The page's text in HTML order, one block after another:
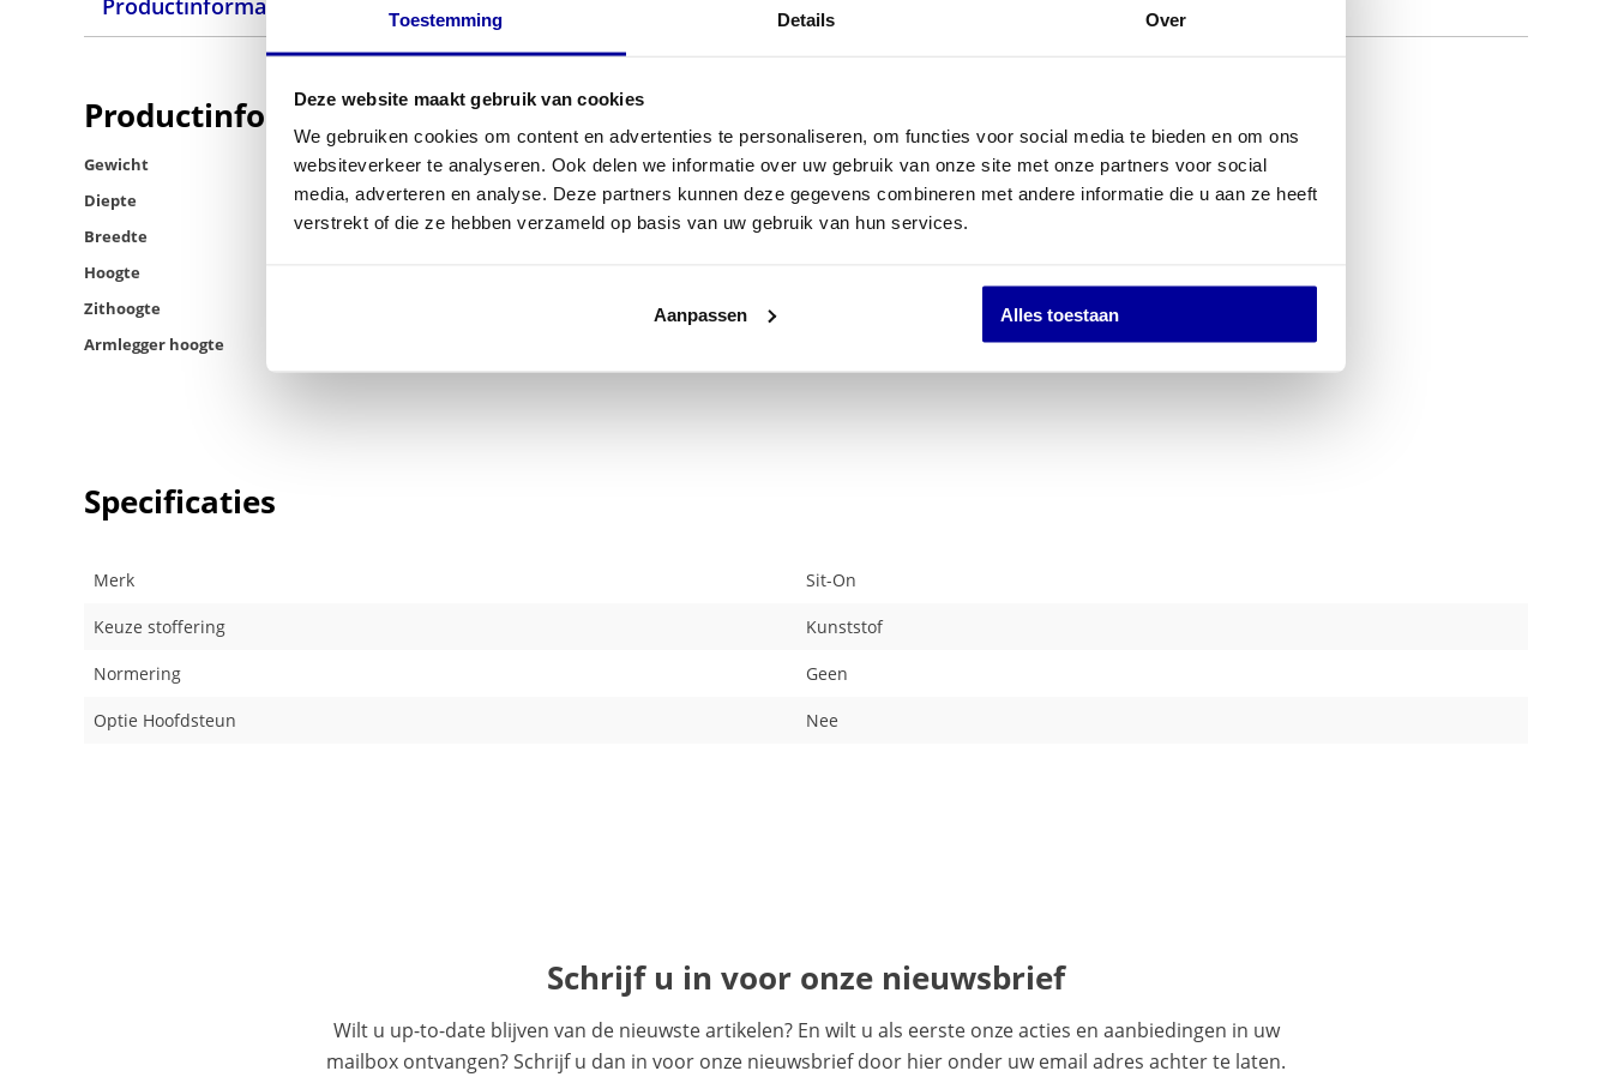
Toestemming Details Over
Deze website maakt gebruik van cookies
We gebruiken cookies om content en advertenties te personaliseren, om functies voor social media te bieden en om ons
websiteverkeer te analyseren. Ook delen we informatie over uw gebruik van onze site met onze partners voor social
media, adverteren en analyse. Deze partners kunnen deze gegevens combineren met andere informatie die u aan ze heeft
verstrekt of die ze hebben verzameld op basis van uw gebruik van hun services.
Aanpassen Alles toestaan
Productinformatie Specificaties
Productinformatie
Gewicht
8,00 kg
Diepte
57 cm
Breedte
60 cm
Hoogte
Zithoogte
46 cm
Armlegger hoogte
Specificaties
Merk Sit-On
Keuze stoffering Kunststof
Normering Geen
Optie Hoofdsteun Nee
Schrijf u in voor onze nieuwsbrief
Wilt u up-to-date blijven van de nieuwste artikelen? En wilt u als eerste onze acties en aanbiedingen in uw
mailbox ontvangen? Schrijf u dan in voor onze nieuwsbrief door hier onder uw email adres achter te laten.